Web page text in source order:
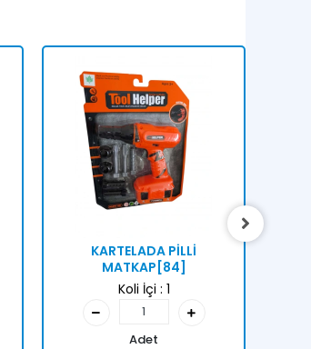
KARTELADA PİLLİ
MATKAP[84]
Koli İçi : 1
Adet